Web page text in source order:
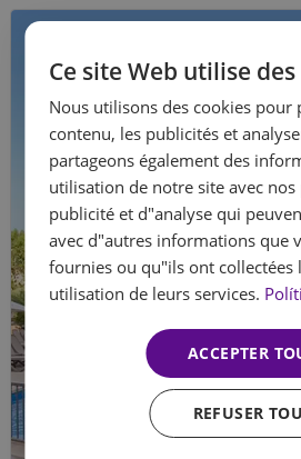
Ce site Web utilise
Nous utilisons des cookies pour
contenu, les publicités et
partageons également des
utilisation de notre site avec
publicité et d"analyse qui
avec d"autres informations que
fournies ou qu"ils ont collectées
utilisation de leurs services.
ACCEPTER
REFUSER